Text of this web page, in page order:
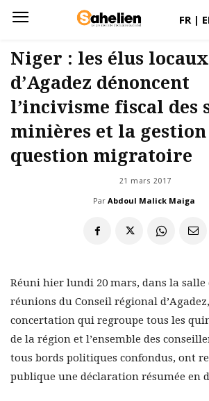
FR |
Niger : les élus locaux
d’Agadez dénoncent
l’incivisme fiscal des
minières et la gestion
question migratoire
21 mars 2017
Par Abdoul Malick Maiga
Réuni hier lundi 20 mars, dans la salle
réunions du Conseil régional
concertation qui regroupe tous les
de la région et l’ensemble des
tous bords politiques confondus, ont
publique une déclaration résumée en